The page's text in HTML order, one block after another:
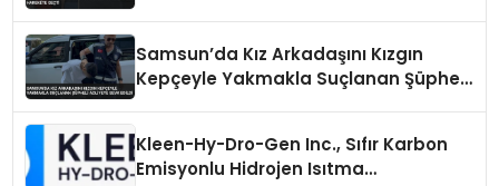
Samsun’da Kız Arkadaşını Kızgın
Kepçeyle Yakmakla Suçlanan Şüpheli
Kleen-Hy-Dro-Gen Inc., Sıfır Karbon
Emisyonlu Hidrojen Isıtma